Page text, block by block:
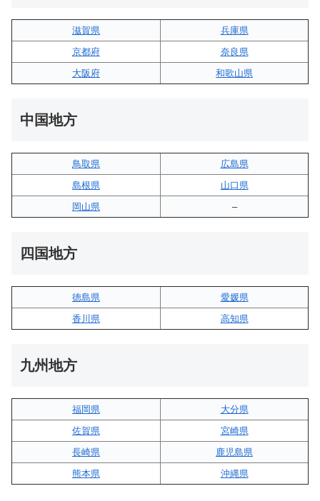
滋賀県
兵庫県
京都府
奈良県
大阪府
和歌山県
中国地方
鳥取県
広島県
島根県
山口県
岡山県
–
四国地方
徳島県
愛媛県
香川県
高知県
九州地方
福岡県
大分県
佐賀県
宮崎県
長崎県
鹿児島県
熊本県
沖縄県